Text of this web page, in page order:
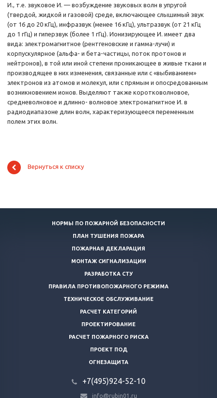
И., т.е. звуковое И. — возбуждение звуковых волн в упругой
(твердой, жидкой и газовой) среде, включающее слышимый звук
(от 16 до 20 кГц), инфразвук (менее 16 кГц), ультразвук (от 21 кГц
до 1 гГц) и гиперзвук (более 1 гГц). Ионизирующее И. имеет два
вида: электромагнитное (рентгеновские и гамма-лучи) и
корпускулярное (альфа- и бета-частицы, поток протонов и
нейтронов), в той или иной степени проникающее в живые ткани и
производящее в них изменения, связанные или с «выбиванием»
электронов из атомов и молекул, или с прямым и опосредованным
возникновением ионов. Выделяют также коротковолновое,
средневолновое и длинно- волновое электромагнитное И. в
радиодиапазоне длин волн, характеризующееся переменным
полем этих волн.
Вернуться к списку
НОРМЫ ПО ПОЖАРНОЙ БЕЗОПАСНОСТИ
ПЛАН ТУШЕНИЯ ПОЖАРА
ПОЖАРНАЯ ДЕКЛАРАЦИЯ
МОНТАЖ СИГНАЛИЗАЦИИ
РАЗРАБОТКА СТУ
ПРАВИЛА ПРОТИВОПОЖАРНОГО РЕЖИМА
ТЕХНИЧЕСКОЕ ОБСЛУЖИВАНИЕ
РАСЧЕТ КАТЕГОРИЙ
ПРОЕКТИРОВАНИЕ
РАСЧЕТ ПОЖАРНОГО РИСКА
ПРОЕКТ ПОД
ОГНЕЗАЩИТА
+7(495)924-52-10
info@rubin01.ru